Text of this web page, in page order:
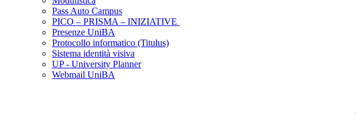
Pass Auto Campus
PICO – PRISMA – INIZIATIVE
Presenze UniBA
Protocollo informatico (Titulus)
Sistema identità visiva
UP - University Planner
Webmail UniBA